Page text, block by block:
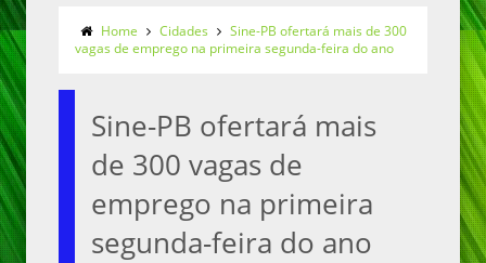
Home Cidades
Sine-PB ofertará mais de 300
vagas de emprego na primeira segunda-feira do ano
Sine-PB ofertará mais
de 300 vagas de
emprego na primeira
segunda-feira do ano